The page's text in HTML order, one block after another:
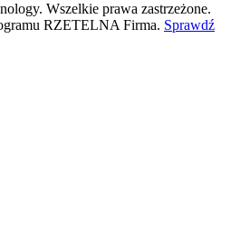
Wszelkie prawa zastrzeżone.
RZETELNA Firma. Sprawdź